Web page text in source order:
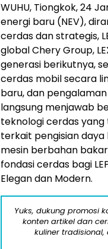
WUHU, Tiongkok, 24
energi baru (NEV),
cerdas dan strategis,
global Chery Group,
generasi berikutnya,
cerdas mobil secara
baru, dan
langsung menjawab
teknologi cerdas
terkait pengisian
mesin berbahan
fondasi cerdas bagi
Elegan dan Modern.
Yuks, dukung promosi
konten artikel dan
kuliner tradisional,